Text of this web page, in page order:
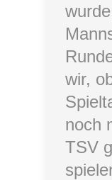
wir,
noch
TSV